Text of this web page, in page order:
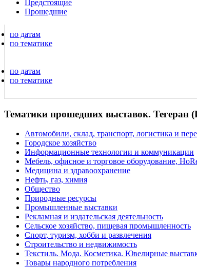
Предстоящие
Прошедшие
по датам
по тематике
по датам
по тематике
Тематики прошедших выставок. Тегеран
Автомобили, склад, транспорт, логистика и
Городское хозяйство
Информационные технологии и коммуникации
Мебель, офисное и торговое оборудование,
Медицина и здравоохранение
Нефть, газ, химия
Общество
Природные ресурсы
Промышленные выставки
Рекламная и издательская деятельность
Сельское хозяйство, пищевая промышленность
Спорт, туризм, хобби и развлечения
Строительство и недвижимость
Текстиль. Мода. Косметика. Ювелирные
Товары народного потребления